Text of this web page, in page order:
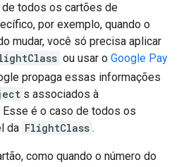
todos os cartões de
por exemplo, quando o
mudar, você só precisa aplicar
ou usar o Google Pay
propaga essas informações
s associados à
Esse é o caso de todos os
da FlightClass .
como quando o número do